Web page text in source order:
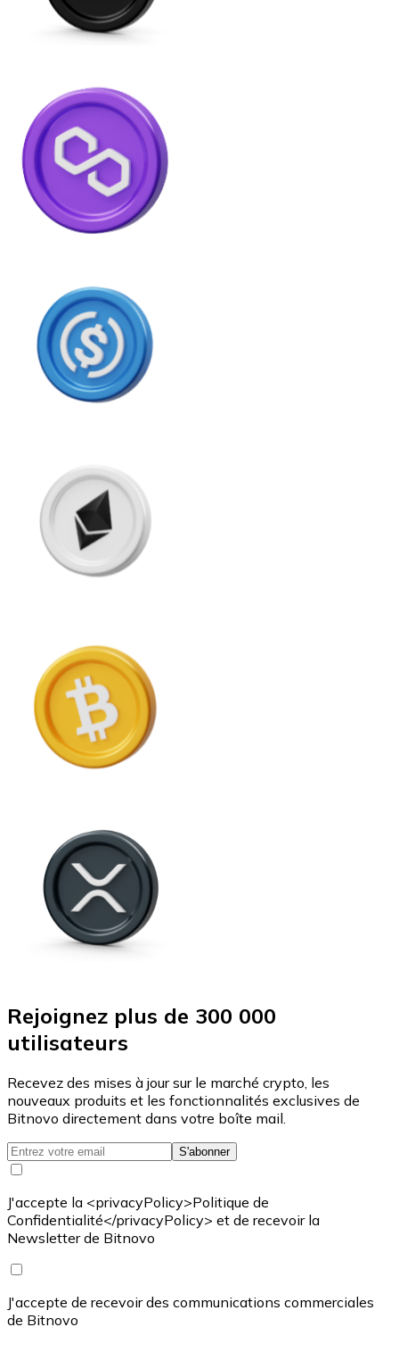
Rejoignez plus de 300 000
utilisateurs
Recevez des mises à jour sur le marché crypto, les
nouveaux produits et les fonctionnalités exclusives de
Bitnovo directement dans votre boîte mail.
S'abonner
J'accepte la <privacyPolicy>Politique de
Confidentialité</privacyPolicy> et de recevoir la
Newsletter de Bitnovo
J'accepte de recevoir des communications commerciales
de Bitnovo